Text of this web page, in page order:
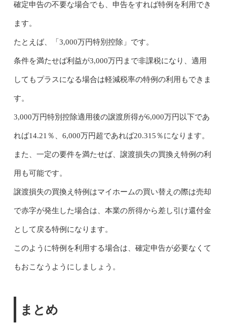
確定申告の不要な場合でも、申告をすれば特例を利用でき
ます。
たとえば、「3,000万円特別控除」です。
条件を満たせば利益が3,000万円まで非課税になり、適用
してもプラスになる場合は軽減税率の特例の利用もできま
す。
3,000万円特別控除適用後の譲渡所得が6,000万円以下であ
れば14.21％、6,000万円超であれば20.315％になります。
また、一定の要件を満たせば、譲渡損失の買換え特例の利
用も可能です。
譲渡損失の買換え特例はマイホームの買い替えの際は売却
で赤字が発生した場合は、本業の所得から差し引け還付金
として戻る特例になります。
このように特例を利用する場合は、確定申告が必要なくて
もおこなうようにしましょう。
まとめ